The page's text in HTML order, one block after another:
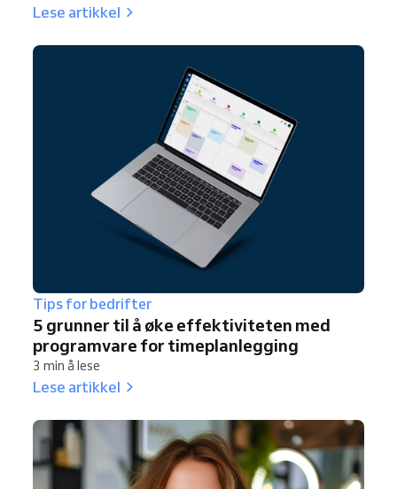
Lese artikkel
Tips for bedrifter
5 grunner til å øke effektiviteten med
programvare for timeplanlegging
3 min å lese
Lese artikkel